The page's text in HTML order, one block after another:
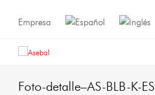
Empresa
Foto-detalle–AS-BLB-K-ES